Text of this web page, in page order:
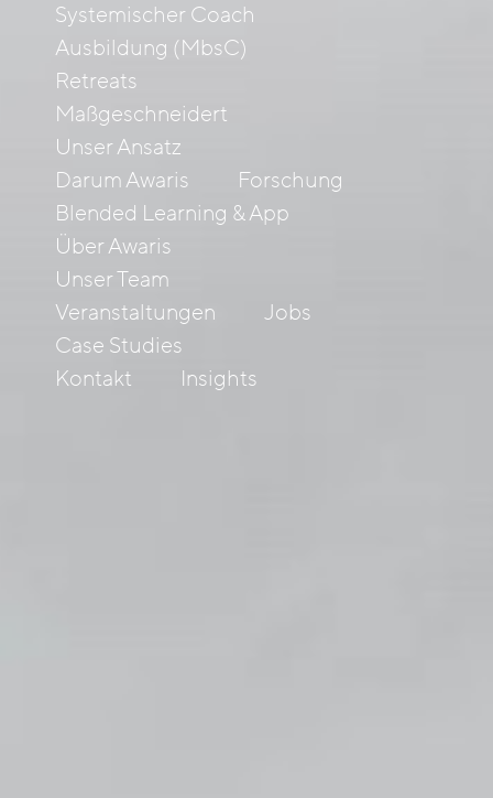
Systemischer Coach
Ausbildung (MbsC)
Retreats
Maßgeschneidert
Unser Ansatz
Darum Awaris
Forschung
Blended Learning & App
Über Awaris
Unser Team
Veranstaltungen
Jobs
Case Studies
Kontakt
Insights